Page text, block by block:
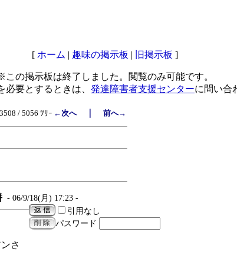
[ ホーム | 趣味の掲示板 | 旧掲示板 ]
この掲示板は終了しました。閲覧のみ可能です。
要とするときは、 発達障害者支援センターに問い合
3508 / 5056 ﾂﾘｰ ←次へ｜ 前へ→
- 06/9/18(月) 17:23 -
引用なし
パスワード
さ